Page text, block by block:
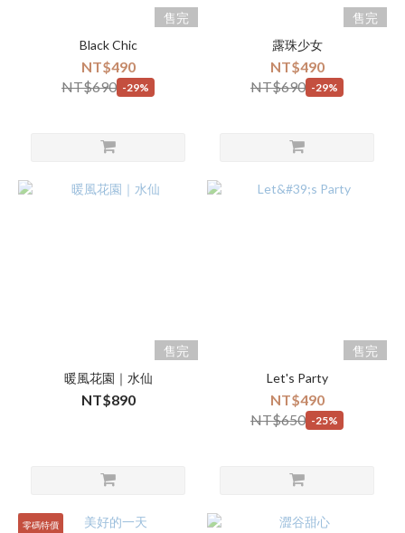
售完
Black Chic
NT$490
NT$690 -29%
售完
露珠少女
NT$490
NT$690 -29%
售完
暖風花園｜水仙
NT$890
售完
Let's Party
NT$490
NT$650 -25%
零碼特價